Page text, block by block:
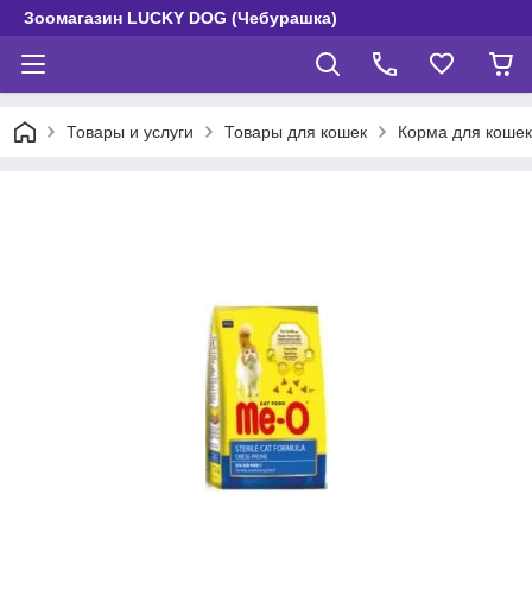
Зоомагазин LUCKY DOG (Чебурашка)
Товары и услуги Товары для кошек Корма для